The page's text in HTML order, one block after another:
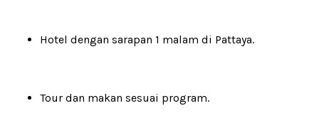
Hotel dengan sarapan 1 malam di Pattaya.
Tour dan makan sesuai program.